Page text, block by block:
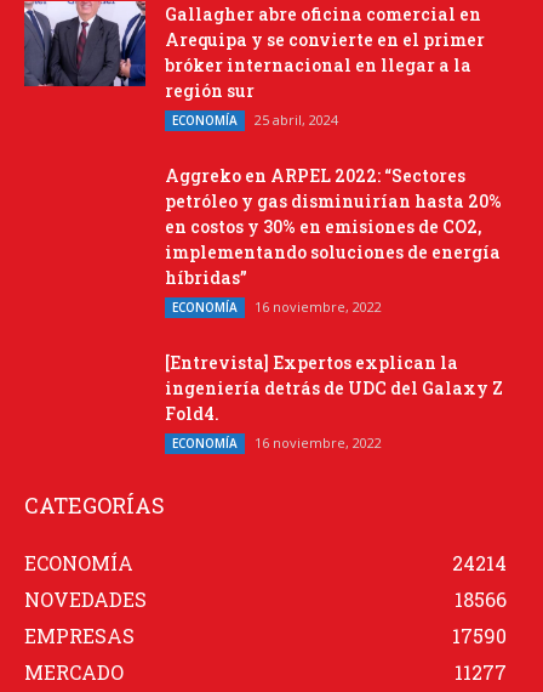
Gallagher abre oficina comercial en
Arequipa y se convierte en el primer
bróker internacional en llegar a la
región sur
ECONOMÍA 25 abril, 2024
Aggreko en ARPEL 2022: “Sectores
petróleo y gas disminuirían hasta 20%
en costos y 30% en emisiones de CO2,
implementando soluciones de energía
híbridas”
ECONOMÍA 16 noviembre, 2022
[Entrevista] Expertos explican la
ingeniería detrás de UDC del Galaxy Z
Fold4.
ECONOMÍA 16 noviembre, 2022
CATEGORÍAS
ECONOMÍA
24214
NOVEDADES
18566
EMPRESAS
17590
MERCADO
11277